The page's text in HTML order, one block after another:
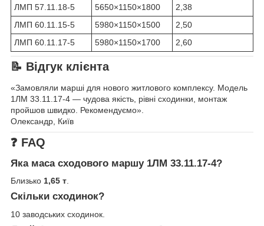
ЛМП 57.11.18-5 5650×1150×1800
2,38
ЛМП 60.11.15-5
5980×1150×1500
2,50
ЛМП 60.11.17-5
5980×1150×1700 2,60
📝 Відгук клієнта
«Замовляли марші для нового житлового комплексу. Модель
1ЛМ 33.11.17-4 — чудова якість, рівні сходинки, монтаж
пройшов швидко. Рекомендуємо».
Олександр, Київ
❓ FAQ
Яка маса сходового маршу 1ЛМ 33.11.17-4?
Близько 1,65 т.
Скільки сходинок?
10 заводських сходинок.